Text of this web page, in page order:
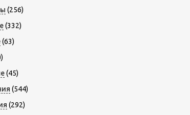
(256)
(332)
(63)
(45)
(544)
(292)